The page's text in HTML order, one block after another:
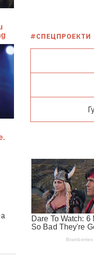
#СПЕЦПРОЕКТИ